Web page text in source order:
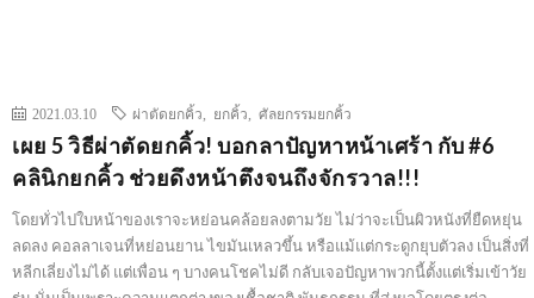
2021.03.10 ผ่าตัดยกคิ้ว ยกคิ้ว ศัลยกรรมยกคิ้ว
เผย 5 วิธีผ่าตัดยกคิ้ว! บอกลาปัญหาหน้าเศร้า กับ #6
คลินิกยกคิ้ว ช่วยดึงหน้าตึงจนถึงจักรวาล!!!
โดยทั่วไปใบหน้าของเราจะหย่อนคล้อยลงตามวัย ไม่ว่าจะเป็นผิวหนังที่ยืดหยุ่น
ลดลง คอลลาเจนที่หย่อนยาน ไขมันเหลวขึ้น หรือแม้แต่กระดูกยุบตัวลง เป็นสิ่งที่
หลีกเลี่ยงไม่ได้ แต่เพื่อน ๆ บางคนโชคไม่ดี กลับเจอปัญหาพวกนี้ตั้งแต่เริ่มเข้าวัย